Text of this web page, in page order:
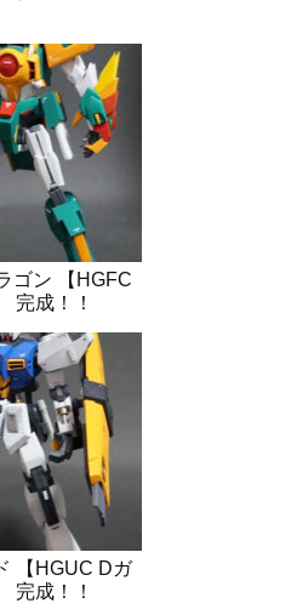
ゴン 【HGFC
完成！！
【HGUC Dガ
完成！！